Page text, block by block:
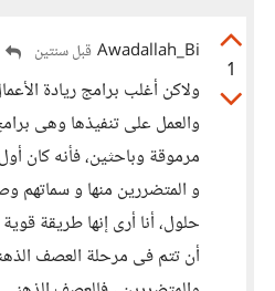
1
Awadallah_Bi قبل سنتين
ولاكن أغلب برامج ريادة
والعمل على تنفيذها وهى
مرموقة وباحثين، فأنه كان
و المتضررين منها و سماتهم
حلول، أنا أرى إنها طريقة
أن تتم فى مرحلة العصف